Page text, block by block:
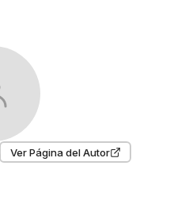
Ver Página del Autor